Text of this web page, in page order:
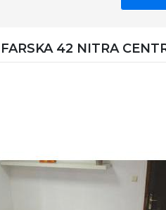
42 NITRA